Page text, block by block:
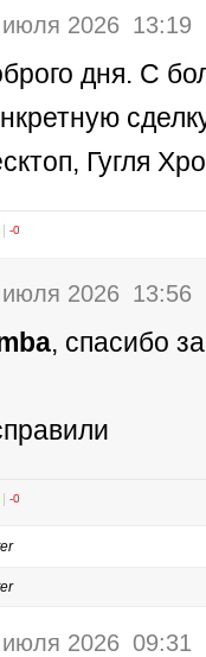
2026 13:19
дня. С
Гугля
-0
2026 13:56
, спасибо
-0
2026 09:31